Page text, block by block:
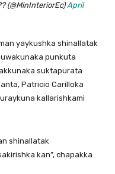
(@MinInteriorEc)April
yaykushka shinallatak
punkuta
suktapurata
Patricio Carilloka
kallarishkami
shinallatak
kan”, chapakka